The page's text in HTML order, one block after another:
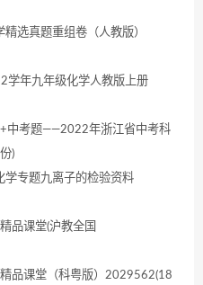
选真题重组卷（人教版）
年九年级化学人教版上册
中考题——2022年浙江省中考科
)
专题九离子的检验资料
品课堂(沪教全国
品课堂（科粤版）2029562(18